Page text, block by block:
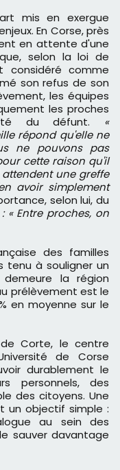
mis en exergue
En Corse, près
en attente d'une
selon la loi de
considéré comme
son refus de son
les équipes
les proches
du défunt. «
répond qu'elle ne
ne pouvons pas
cette raison qu'il
une greffe
avoir simplement
selon lui, du
: « Entre proches, on
des familles
à souligner un
la région
prélèvement est le
en moyenne sur le
Corte, le centre
de Corse
durablement le
personnels, des
des citoyens. Une
un objectif simple :
au sein des
sauver davantage